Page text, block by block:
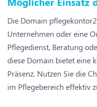
Die Domain
Unternehmen oder eine
Pflegedienst, Beratung
diese Domain bietet eine
Präsenz. Nutzen Sie die
im Pflegebereich effektiv